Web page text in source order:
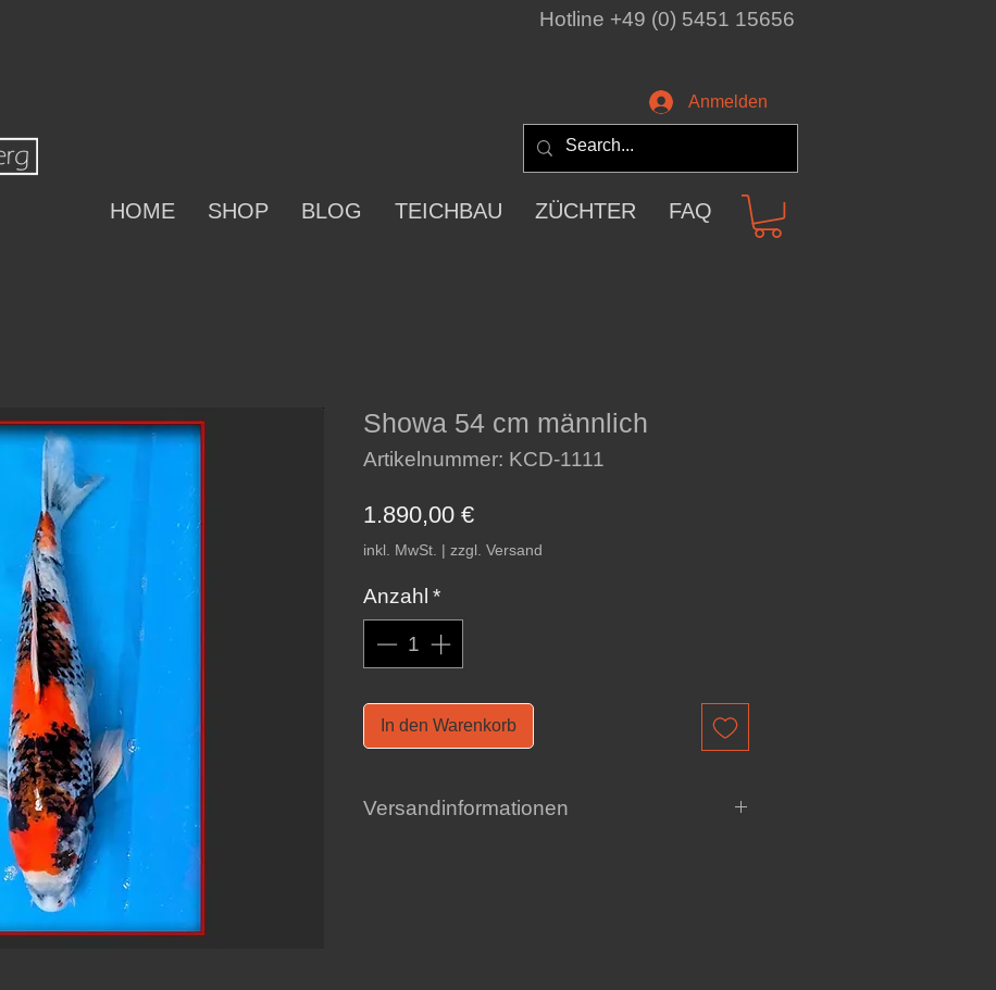
Hotline +49 (0) 5451 15656
Anmelden
HOME SHOP BLOG TEICHBAU ZÜCHTER FAQ
Showa 54 cm männlich
Artikelnummer: KCD-1111
1.890,00 €Preis
inkl. MwSt. | zzgl. Versand
Anzahl *
In den Warenkorb
Versandinformationen